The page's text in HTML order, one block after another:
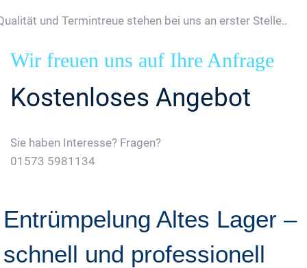
und Termintreue stehen bei uns an erster Stelle..
Wir freuen uns auf Ihre Anfrage
Kostenloses Angebot
Sie haben Interesse? Fragen?
01573 5981134
Entrümpelung Altes Lager –
schnell und professionell